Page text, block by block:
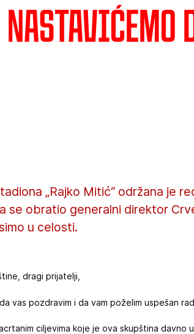
„Rajko Mitić“ održana je
se obratio generalni direktor
u celosti.
dragi prijatelji,
vas pozdravim i da vam poželim uspešan
ciljevima koje je ova skupština